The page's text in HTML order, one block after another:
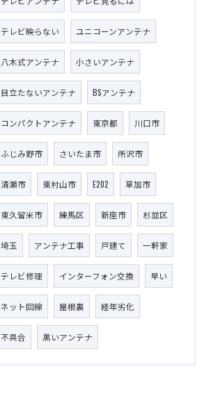
テレビ映らない ユニコーンアンテナ
八木式アンテナ 小さいアンテナ
目立たないアンテナ BSアンテナ
コンパクトアンテナ 東京都 川口市
ふじみ野市 さいたま市 所沢市
清瀬市 東村山市 E202 草加市
東久留米市 練馬区 新座市 杉並区
埼玉 アンテナ工事 戸建て 一軒家
テレビ修理 インターフォン交換 早い
ネット回線 屋根裏 経年劣化
不具合 黒いアンテナ